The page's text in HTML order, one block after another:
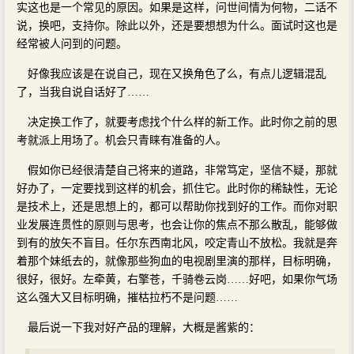
实这也是一个常见的原因。如果是这样，问世间情为何物，二话不
说，换吧，支持你。除此以外，还是要想想为什么。面试时这也是
经常被人问到的问题。
好像我应该是在说自己，现在又换角色了么，有点儿逻辑混乱
了，当我自说自话好了……
决定换工作了，就要考虑找个什么样的新工作。此时你之前的思
考就派上用场了。机会只青睐有准备的人。
假如你已经很清楚自己将来的道路，非常笃定，坚信不疑，那就
好办了，一定要找到这样的机会，抓住它。此时你的稀缺性，无论
是技术上，还是思想上的，都可以帮助你找到好的工作。而你对职
业发展连贯性的原则与思考，也会让你的焦点不那么散乱，能够做
到有的放矢不盲目。任尔东西南北风，咬定青山不放松。我就是奔
着那个妹纸去的，就像那些狗血的电视剧里演的那样，目标明确，
很好，很好。左牵黄，右擎苍，千骑卷云岗……好吧，如果你气场
这么强大又目标明确，摧枯拉朽不是问题……
最后说一下我对好产品的理解，大概是酱紫的：